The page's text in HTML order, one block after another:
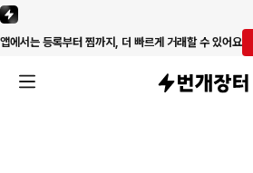
앱에서는 등록부터 찜까지, 더 빠르게 거래할 수 있어요